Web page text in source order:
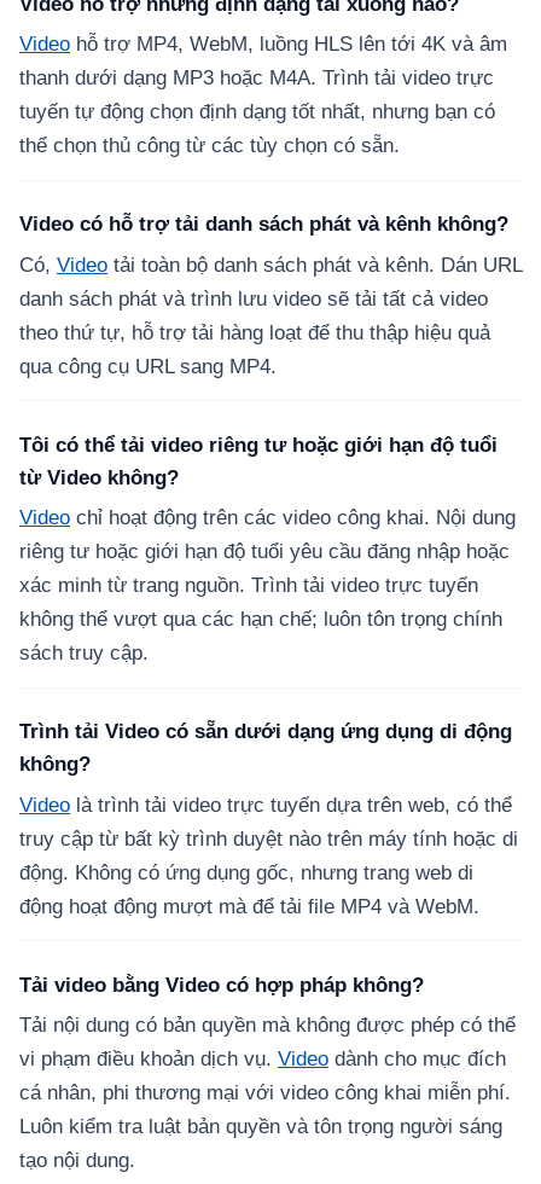
Video hỗ trợ MP4, WebM, luồng HLS lên tới 4K và âm
thanh dưới dạng MP3 hoặc M4A. Trình tải video trực
tuyến tự động chọn định dạng tốt nhất, nhưng bạn có
thể chọn thủ công từ các tùy chọn có sẵn.
Video có hỗ trợ tải danh sách phát và kênh không?
Có, Video tải toàn bộ danh sách phát và kênh. Dán URL
danh sách phát và trình lưu video sẽ tải tất cả video
theo thứ tự, hỗ trợ tải hàng loạt để thu thập hiệu quả
qua công cụ URL sang MP4.
Tôi có thể tải video riêng tư hoặc giới hạn độ tuổi
từ Video không?
Video chỉ hoạt động trên các video công khai. Nội dung
riêng tư hoặc giới hạn độ tuổi yêu cầu đăng nhập hoặc
xác minh từ trang nguồn. Trình tải video trực tuyến
không thể vượt qua các hạn chế; luôn tôn trọng chính
sách truy cập.
Trình tải Video có sẵn dưới dạng ứng dụng di động
không?
Video là trình tải video trực tuyến dựa trên web, có thể
truy cập từ bất kỳ trình duyệt nào trên máy tính hoặc di
động. Không có ứng dụng gốc, nhưng trang web di
động hoạt động mượt mà để tải file MP4 và WebM.
Tải video bằng Video có hợp pháp không?
Tải nội dung có bản quyền mà không được phép có thể
vi phạm điều khoản dịch vụ. Video dành cho mục đích
cá nhân, phi thương mại với video công khai miễn phí.
Luôn kiểm tra luật bản quyền và tôn trọng người sáng
tạo nội dung.